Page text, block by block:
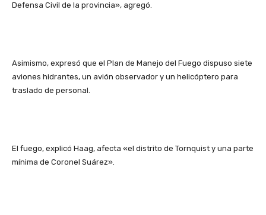
Defensa Civil de la provincia», agregó.
Asimismo, expresó que el Plan de Manejo del Fuego dispuso siete
aviones hidrantes, un avión observador y un helicóptero para
traslado de personal.
El fuego, explicó Haag, afecta «el distrito de Tornquist y una parte
mínima de Coronel Suárez».